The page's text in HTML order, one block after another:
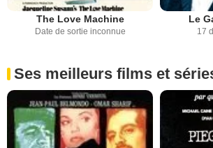
The Love Machine
Date de sortie inconnue
Le
17
Ses meilleurs films et